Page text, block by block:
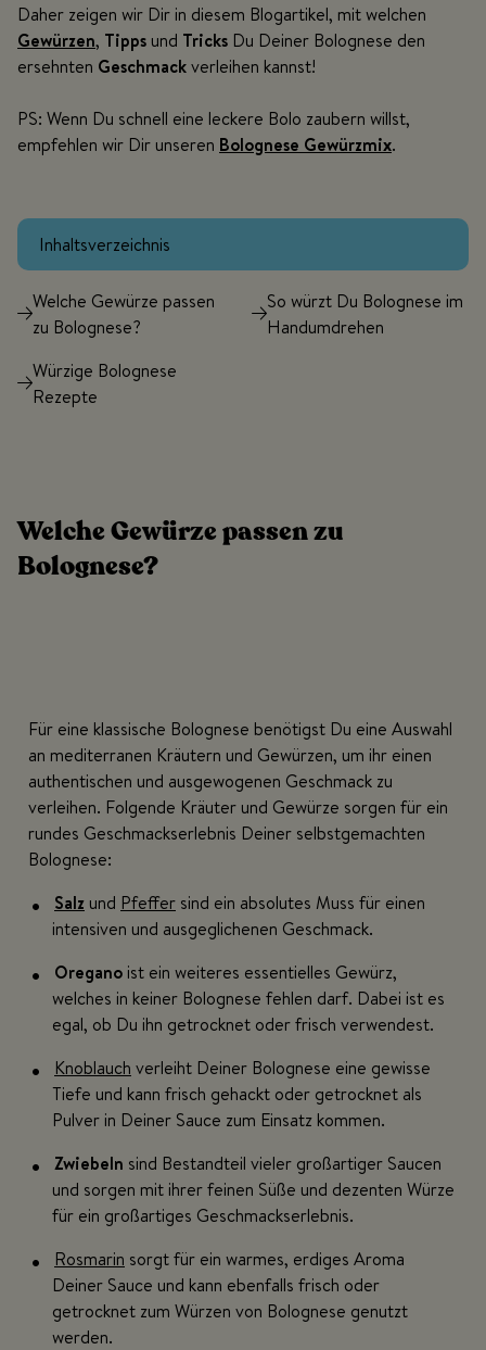
Daher zeigen wir Dir in diesem Blogartikel, mit welchen
Gewürzen, Tipps und Tricks Du Deiner Bolognese den
ersehnten Geschmackverleihen kannst!
PS: Wenn Du schnell eine leckere Bolo zaubern willst,
empfehlen wir Dir unseren Bolognese Gewürzmix.
Inhaltsverzeichnis
Welche Gewürze passen
zu Bolognese?
So würzt Du Bolognese im
Handumdrehen
Würzige Bolognese
Rezepte
Welche Gewürze passen zu
Bolognese?
Für eine klassische Bolognese benötigst Du eine Auswahl
an mediterranen Kräutern und Gewürzen, um ihr einen
authentischen und ausgewogenen Geschmack zu
verleihen. Folgende Kräuter und Gewürze sorgen für ein
rundes Geschmackserlebnis Deiner selbstgemachten
Bolognese:
Salz und Pfeffer sind ein absolutes Muss für einen
intensiven und ausgeglichenen Geschmack.
Oregano ist ein weiteres essentielles Gewürz,
welches in keiner Bolognese fehlen darf. Dabei ist es
egal, ob Du ihn getrocknet oder frisch verwendest.
Knoblauch verleiht Deiner Bolognese eine gewisse
Tiefe und kann frisch gehackt oder getrocknet als
Pulver in Deiner Sauce zum Einsatz kommen.
Zwiebeln sind Bestandteil vieler großartiger Saucen
und sorgen mit ihrer feinen Süße und dezenten Würze
für ein großartiges Geschmackserlebnis.
Rosmarin sorgt für ein warmes, erdiges Aroma
Deiner Sauce und kann ebenfalls frisch oder
getrocknet zum Würzen von Bolognese genutzt
werden.